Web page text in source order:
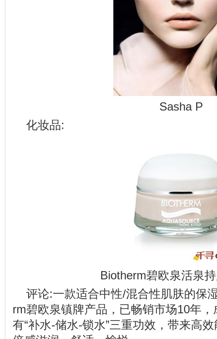
Sasha P
化妆品:
Biotherm碧欧泉活泉
评论:一款适合中性/混合性肌肤的保
rm碧欧泉镇牌产品，已畅销市场10年
有“补水-储水-锁水”三重功效，带来高